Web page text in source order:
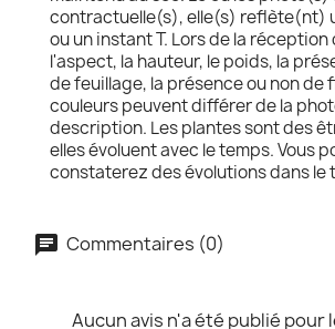
contractuelle(s), elle(s) reflète(nt)
ou un instant T. Lors de la réception
l'aspect, la hauteur, le poids, la
de feuillage, la présence ou non de
couleurs peuvent différer de la
description. Les plantes sont des
elles évoluent avec le temps. Vous
constaterez des évolutions dans le
Commentaires (0)
Aucun avis n'a été publié pour